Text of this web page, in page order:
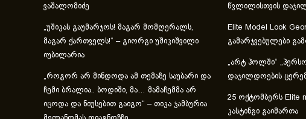
ვაშალომიძე
„უშიკას გაუმარჯოს! მაგარ მომღერალს,
მაგარ ქართველს!“ – გიორგი უშიკიშვილი
იუბილარია
„როგორ არ მინდოდა ამ თემაზე საუბარი და
ჩემი ბრალია.. ბოდიში, მა… მამაჩემმა არ
იცოდა და ნიუსებით გაიგო“ – თიკა ჯამბურია
წვლილისთვის
Elite Model Look
გამარჯვებულები
„არტ ჰოლში“
დაჯილდოების
25 ოქტომბერს Elite
კასტინგი გაიმართა